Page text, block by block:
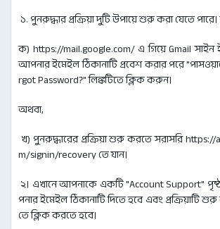
১. পুনরুদ্ধার প্রক্রিয়া দুটি উপায়ে শুরু করা যেতে
ক) https://mail.google.com/ এ গিয়ে Gmail সাইন
আপনার ইমেইল ঠিকানাটি প্রবেশ করার পরে
rgot Password?" লিঙ্কটিতে ক্লিক করুন।
অথবা,
খ) পুনরুদ্ধারের প্রক্রিয়া শুরু করতে সরাসরি
m/signin/recovery তে যান।
২। এখানে আপনাকে একটি "Account Support"
পনার ইমেইল ঠিকানাটি দিতে হবে এবং প্রক্রিয়াটি
তে ক্লিক করতে হবে।